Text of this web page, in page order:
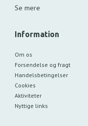
Se mere
Information
Om os
Forsendelse og fragt
Handelsbetingelser
Cookies
Aktiviteter
Nyttige links